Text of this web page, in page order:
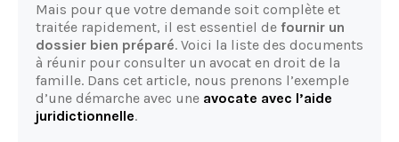
Mais pour que votre demande soit complète et
traitée rapidement, il est essentiel de fournir un
dossier bien préparé. Voici la liste des documents
à réunir pour consulter un avocat en droit de la
famille. Dans cet article, nous prenons l’exemple
d’une démarche avec une avocate avec l’aide
juridictionnelle.